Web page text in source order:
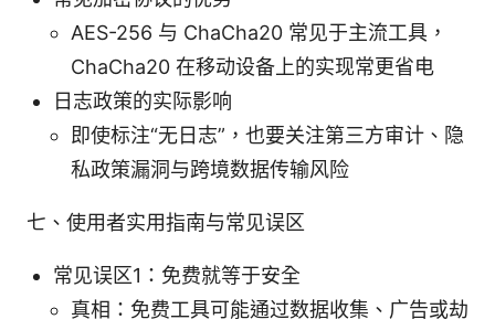
AES-256 与 ChaCha20 常见于主流工具，
ChaCha20 在移动设备上的实现常更省电
日志政策的实际影响
即使标注“无日志”，也要关注第三方审计、隐
私政策漏洞与跨境数据传输风险
七、使用者实用指南与常见误区
常见误区1：免费就等于安全
真相：免费工具可能通过数据收集、广告或劫